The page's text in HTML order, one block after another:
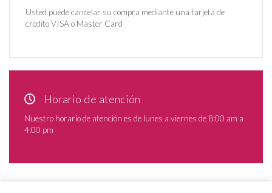
Usted puede cancelar su compra mediante una tarjeta de
crédito VISA o Master Card
Horario de atención
Nuestro horario de atención es de lunes a viernes de 8:00 am a
4:00 pm